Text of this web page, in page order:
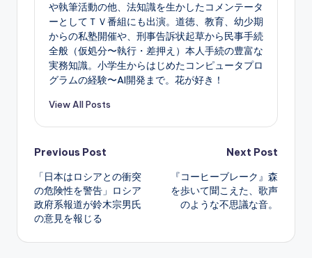
や執筆活動の他、法知識を生かしたコメンテータ
ーとしてＴＶ番組にも出演。道徳、教育、幼少期
からの私塾開催や、刑事告訴状起草から民事手続
全般（仮処分〜執行・差押え）本人手続の豊富な
実務知識。小学生からはじめたコンピュータプロ
グラムの経験〜AI開発まで。花が好き！
View All Posts
Post
navigation
Previous Post
「日本はロシアとの衝突
の危険性を警告」ロシア
政府系報道が鈴木宗男氏
の意見を報じる
Next Post
『コーヒーブレーク』森
を歩いて聞こえた、歌声
のような不思議な音。